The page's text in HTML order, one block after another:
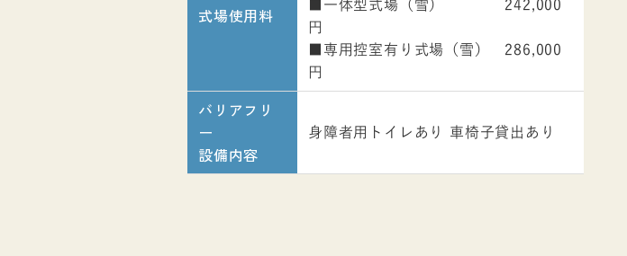
式場使用料
■一体型式場（雪） 242,000
円
■専用控室有り式場（雪） 286,000
円
バリアフリ
ー
設備内容
身障者用トイレあり 車椅子貸出あり